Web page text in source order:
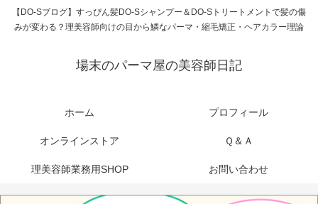
【DO-Sブログ】すっぴん髪DO-Sシャンプー＆DO-Sトリートメントで髪の傷
みが変わる？理美容師向けの目から鱗なパーマ・縮毛矯正・ヘアカラー理論
場末のパーマ屋の美容師日記
ホーム プロフィール
オンラインストア Ｑ＆Ａ
理美容師業務用SHOP お問い合わせ